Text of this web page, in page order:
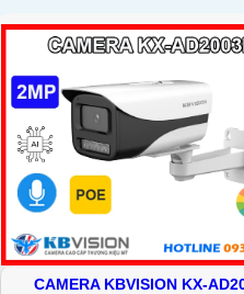
CAMERA KBVISION KX-